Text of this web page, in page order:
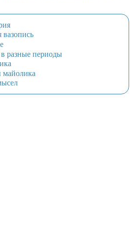
вазопись
разные периоды
майолика